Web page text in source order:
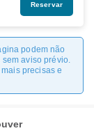
Reservar
podem não
aviso prévio.
precisas e